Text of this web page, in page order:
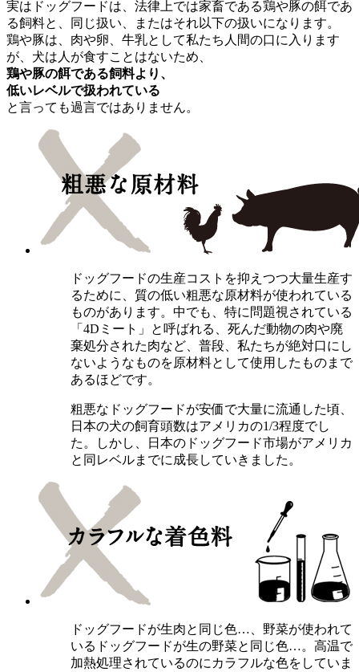
実はドッグフードは、法律上では家畜である鶏や豚の餌であ
る飼料と、同じ扱い、またはそれ以下の扱いになります。
鶏や豚は、肉や卵、牛乳として私たち人間の口に入ります
が、犬は人が食すことはないため、
鶏や豚の餌である飼料より、
低いレベルで扱われている
と言っても過言ではありません。
ドッグフードの生産コストを抑えつつ大量生産す
るために、質の低い粗悪な原材料が使われている
ものがあります。中でも、特に問題視されている
「4Dミート」と呼ばれる、死んだ動物の肉や廃
棄処分された肉など、普段、私たちが絶対口にし
ないようなものを原材料として使用したものまで
あるほどです。
粗悪なドッグフードが安価で大量に流通した頃、
日本の犬の飼育頭数はアメリカの1/3程度でし
た。しかし、日本のドッグフード市場がアメリカ
と同レベルまでに成長していきました。
ドッグフードが生肉と同じ色…、野菜が使われて
いるドッグフードが生の野菜と同じ色…。高温で
加熱処理されているのにカラフルな色をしていま